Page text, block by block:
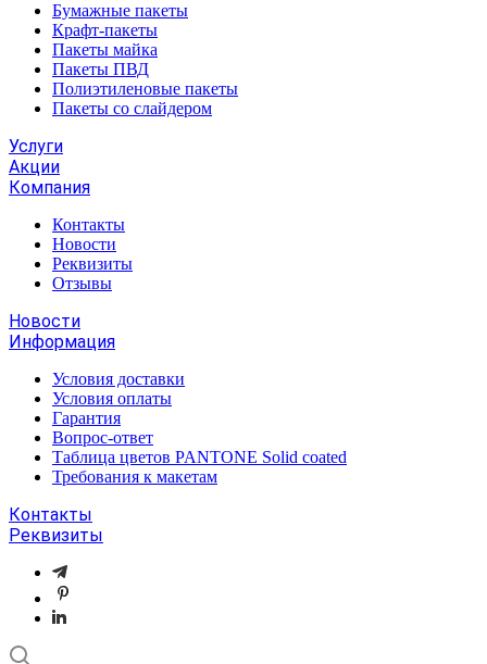
Бумажные пакеты
Крафт-пакеты
Пакеты майка
Пакеты ПВД
Полиэтиленовые пакеты
Пакеты со слайдером
Услуги
Акции
Компания
Контакты
Новости
Реквизиты
Отзывы
Новости
Информация
Условия доставки
Условия оплаты
Гарантия
Вопрос-ответ
Таблица цветов PANTONE Solid coated
Требования к макетам
Контакты
Реквизиты